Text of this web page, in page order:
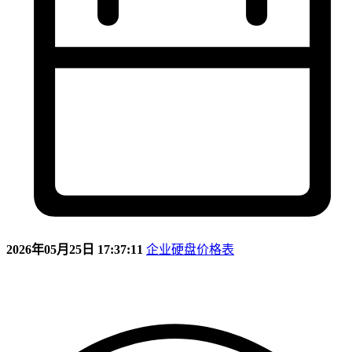
2026年05月25日 17:37:11 企业硬盘价格表